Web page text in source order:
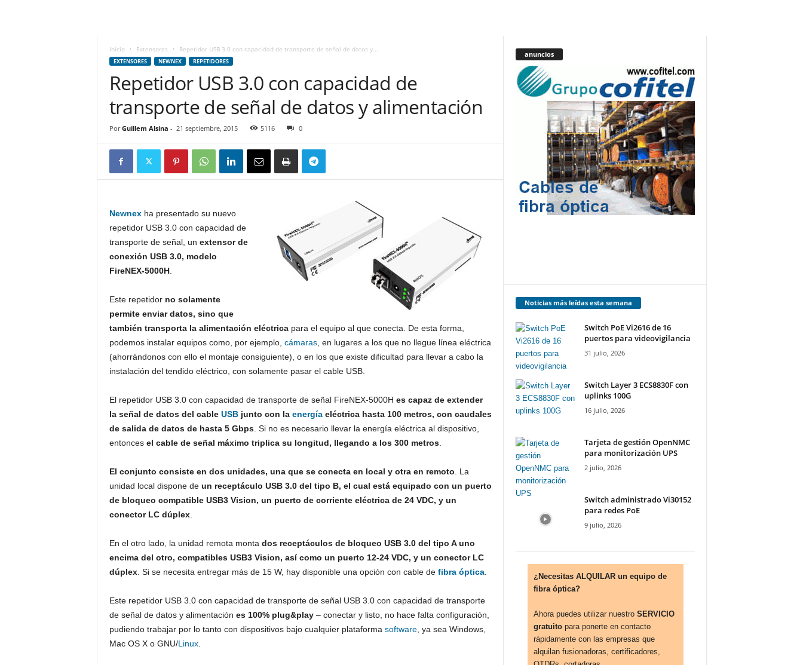
o
Inicio Extensores Repetidor USB 3.0 con capacidad de transporte de señal de datos y...
EXTENSORES NEWNEX REPETIDORES
Repetidor USB 3.0 con capacidad de
transporte de señal de datos y alimentación
Por Guillem Alsina - 21 septiembre, 2015 5116 0
Newnexha presentado su nuevo
repetidor USB 3.0 con capacidad de
transporte de señal, un extensor de
conexión USB 3.0, modelo
FireNEX-5000H.
Este repetidor no solamente
permite enviar datos, sino que
también transporta la alimentación eléctricapara el equipo al que conecta. De esta forma,
podemos instalar equipos como, por ejemplo, cámaras, en lugares a los que no llegue línea eléctrica
(ahorrándonos con ello el montaje consiguiente), o en los que existe dificultad para llevar a cabo la
instalación del tendido eléctrico, con solamente pasar el cable USB.
El repetidor USB 3.0 con capacidad de transporte de señal FireNEX-5000H es capaz de extender
la señal de datos del cable USBjunto con la energíaeléctrica hasta 100 metros, con caudales
de salida de datos de hasta 5 Gbps. Si no es necesario llevar la energía eléctrica al dispositivo,
entonces el cable de señal máximo triplica su longitud, llegando a los 300 metros.
El conjunto consiste en dos unidades, una que se conecta en local y otra en remoto . La
unidad local dispone de un receptáculo USB 3.0 del tipo B, el cual está equipado con un puerto
de bloqueo compatible USB3 Vision, un puerto de corriente eléctrica de 24 VDC, y un
conector LC dúplex.
En el otro lado, la unidad remota monta dos receptáculos de bloqueo USB 3.0 del tipo A uno
encima del otro, compatibles USB3 Vision, así como un puerto 12-24 VDC, y un conector LC
dúplex. Si se necesita entregar más de 15 W, hay disponible una opción con cable de fibra óptica.
Este repetidor USB 3.0 con capacidad de transporte de señal USB 3.0 con capacidad de transporte
de señal de datos y alimentación es 100% plug&play– conectar y listo, no hace falta configuración,
pudiendo trabajar por lo tanto con dispositivos bajo cualquier plataforma software, ya sea Windows,
Mac OS X o GNU/Linux.
anuncios
Noticias más leídas esta semana
Switch PoE Vi2616 de 16
puertos para videovigilancia
31 julio, 2026
Switch Layer 3 ECS8830F con
uplinks 100G
16 julio, 2026
Tarjeta de gestión OpenNMC
para monitorización UPS
2 julio, 2026
Switch administrado Vi30152
para redes PoE
9 julio, 2026
¿Necesitas ALQUILAR un equipo de
fibra óptica?
Ahora puedes utilizar nuestro SERVICIO
gratuitopara ponerte en contacto
rápidamente con las empresas que
alquilan fusionadoras, certificadores,